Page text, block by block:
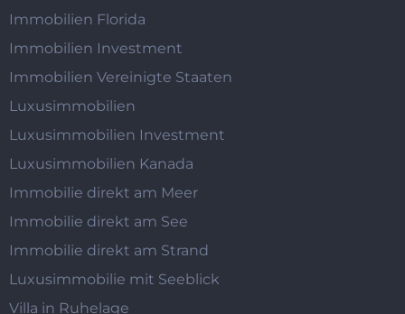
Immobilien Florida
Immobilien Investment
Immobilien Vereinigte Staaten
Luxusimmobilien
Luxusimmobilien Investment
Luxusimmobilien Kanada
Immobilie direkt am Meer
Immobilie direkt am See
Immobilie direkt am Strand
Luxusimmobilie mit Seeblick
Villa in Ruhelage